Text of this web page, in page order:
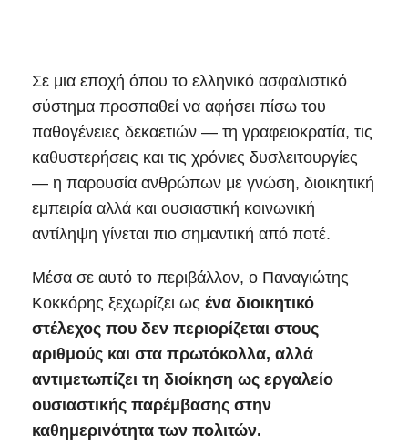
Σε μια εποχή όπου το ελληνικό ασφαλιστικό
σύστημα προσπαθεί να αφήσει πίσω του
παθογένειες δεκαετιών — τη γραφειοκρατία, τις
καθυστερήσεις και τις χρόνιες δυσλειτουργίες
— η παρουσία ανθρώπων με γνώση, διοικητική
εμπειρία αλλά και ουσιαστική κοινωνική
αντίληψη γίνεται πιο σημαντική από ποτέ.
Μέσα σε αυτό το περιβάλλον, ο Παναγιώτης
Κοκκόρης ξεχωρίζει ως ένα διοικητικό
στέλεχος που δεν περιορίζεται στους
αριθμούς και στα πρωτόκολλα, αλλά
αντιμετωπίζει τη διοίκηση ως εργαλείο
ουσιαστικής παρέμβασης στην
καθημερινότητα των πολιτών.